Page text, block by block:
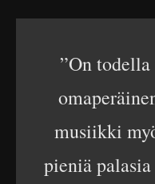
”On
musiikki
pieniä